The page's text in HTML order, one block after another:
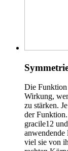
Die Funktion
Wirkung,
zu stärken.
der
gracile12
anwendende
viel sie von